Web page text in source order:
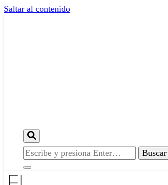
Saltar al contenido
¿Buscas
algo?